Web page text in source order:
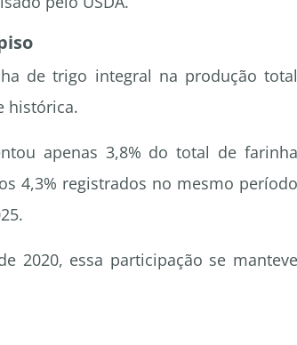
de trigo integral na produção total
histórica.
apenas 3,8% do total de farinha
4,3% registrados no mesmo período
2020, essa participação se manteve